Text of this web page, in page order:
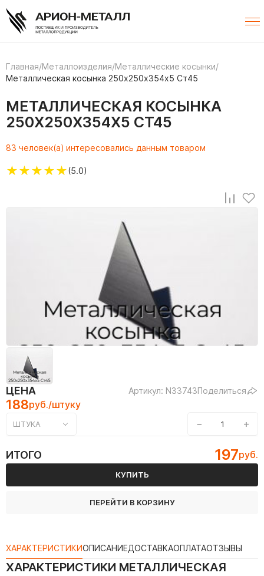
Главная/Металлоизделия/Металлические косынки/
Металлическая косынка 250х250х354х5 Ст45
МЕТАЛЛИЧЕСКАЯ КОСЫНКА
250Х250Х354Х5 СТ45
83 человек(а) интересовались данным товаром
★★★★★(5.0)
ЦЕНА Артикул: N33743Поделиться
188руб./штуку
ШТУКА − +
ИТОГО 197руб.
КУПИТЬ
ПЕРЕЙТИ В КОРЗИНУ
ХАРАКТЕРИСТИКИОПИСАНИЕДОСТАВКАОПЛАТАОТЗЫВЫ
ХАРАКТЕРИСТИКИ МЕТАЛЛИЧЕСКАЯ